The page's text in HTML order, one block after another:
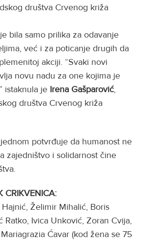
društva Crvenog križa
bila samo prilika za odavanje
već i za poticanje drugih da
akciji. “Svaki novi
novu nadu za one kojima je
istaknula je Irena Gašparović,
društva Crvenog križa
potvrđuje da humanost ne
zajedništvo i solidarnost čine
CRIKVENICA:
Želimir Mihalić, Boris
Ratko, Ivica Unković, Zoran Cvija,
Ćavar (kod žena se 75